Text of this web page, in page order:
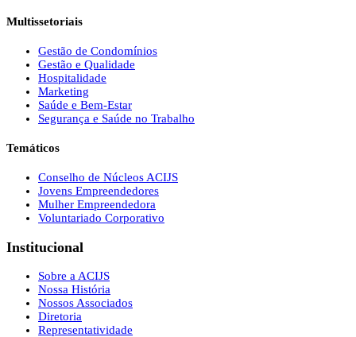
Multissetoriais
Gestão de Condomínios
Gestão e Qualidade
Hospitalidade
Marketing
Saúde e Bem-Estar
Segurança e Saúde no Trabalho
Temáticos
Conselho de Núcleos ACIJS
Jovens Empreendedores
Mulher Empreendedora
Voluntariado Corporativo
Institucional
Sobre a ACIJS
Nossa História
Nossos Associados
Diretoria
Representatividade